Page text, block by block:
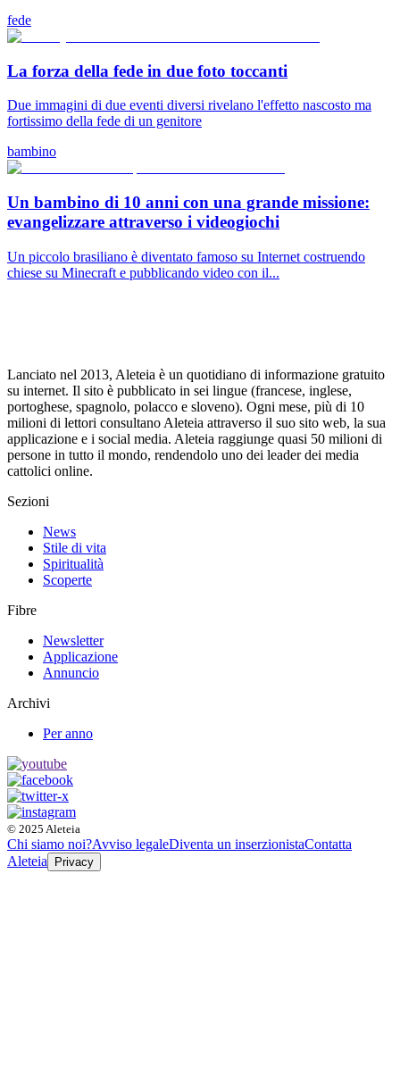
fede
La forza della fede in due foto toccanti
Due immagini di due eventi diversi rivelano l'effetto nascosto ma
fortissimo della fede di un genitore
bambino
Un bambino di 10 anni con una grande missione:
evangelizzare attraverso i videogiochi
Un piccolo brasiliano è diventato famoso su Internet costruendo
chiese su Minecraft e pubblicando video con il...
Lanciato nel 2013, Aleteia è un quotidiano di informazione gratuito
su internet. Il sito è pubblicato in sei lingue (francese, inglese,
portoghese, spagnolo, polacco e sloveno). Ogni mese, più di 10
milioni di lettori consultano Aleteia attraverso il suo sito web, la sua
applicazione e i social media. Aleteia raggiunge quasi 50 milioni di
persone in tutto il mondo, rendendolo uno dei leader dei media
cattolici online.
Sezioni
News
Stile di vita
Spiritualità
Scoperte
Fibre
Newsletter
Applicazione
Annuncio
Archivi
Per anno
© 2025 Aleteia
Chi siamo noi?Avviso legaleDiventa un inserzionistaContatta
Aleteia
Privacy